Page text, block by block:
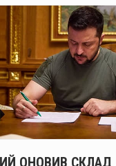
ОНОВИВ СКЛАД